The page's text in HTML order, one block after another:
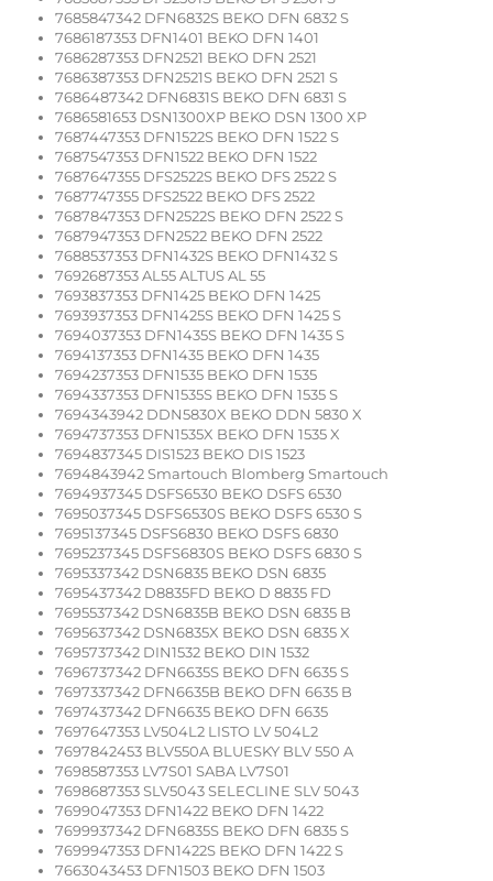
7685847342 DFN6832S BEKO DFN 6832 S
7686187353 DFN1401 BEKO DFN 1401
7686287353 DFN2521 BEKO DFN 2521
7686387353 DFN2521S BEKO DFN 2521 S
7686487342 DFN6831S BEKO DFN 6831 S
7686581653 DSN1300XP BEKO DSN 1300 XP
7687447353 DFN1522S BEKO DFN 1522 S
7687547353 DFN1522 BEKO DFN 1522
7687647355 DFS2522S BEKO DFS 2522 S
7687747355 DFS2522 BEKO DFS 2522
7687847353 DFN2522S BEKO DFN 2522 S
7687947353 DFN2522 BEKO DFN 2522
7688537353 DFN1432S BEKO DFN1432 S
7692687353 AL55 ALTUS AL 55
7693837353 DFN1425 BEKO DFN 1425
7693937353 DFN1425S BEKO DFN 1425 S
7694037353 DFN1435S BEKO DFN 1435 S
7694137353 DFN1435 BEKO DFN 1435
7694237353 DFN1535 BEKO DFN 1535
7694337353 DFN1535S BEKO DFN 1535 S
7694343942 DDN5830X BEKO DDN 5830 X
7694737353 DFN1535X BEKO DFN 1535 X
7694837345 DIS1523 BEKO DIS 1523
7694843942 Smartouch Blomberg Smartouch
7694937345 DSFS6530 BEKO DSFS 6530
7695037345 DSFS6530S BEKO DSFS 6530 S
7695137345 DSFS6830 BEKO DSFS 6830
7695237345 DSFS6830S BEKO DSFS 6830 S
7695337342 DSN6835 BEKO DSN 6835
7695437342 D8835FD BEKO D 8835 FD
7695537342 DSN6835B BEKO DSN 6835 B
7695637342 DSN6835X BEKO DSN 6835 X
7695737342 DIN1532 BEKO DIN 1532
7696737342 DFN6635S BEKO DFN 6635 S
7697337342 DFN6635B BEKO DFN 6635 B
7697437342 DFN6635 BEKO DFN 6635
7697647353 LV504L2 LISTO LV 504L2
7697842453 BLV550A BLUESKY BLV 550 A
7698587353 LV7S01 SABA LV7S01
7698687353 SLV5043 SELECLINE SLV 5043
7699047353 DFN1422 BEKO DFN 1422
7699937342 DFN6835S BEKO DFN 6835 S
7699947353 DFN1422S BEKO DFN 1422 S
7663043453 DFN1503 BEKO DFN 1503